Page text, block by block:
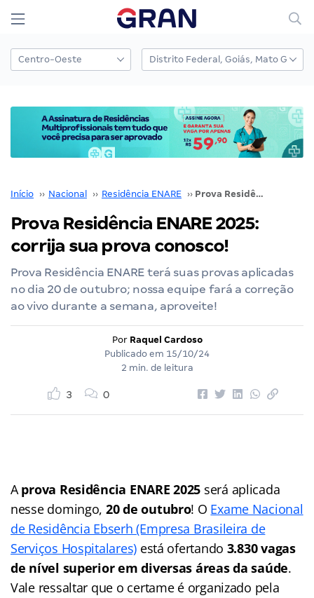
Início ›› Nacional ›› Residência ENARE ›› Prova Residência ENARE 2025: corrija sua prova conosco!
Prova Residência ENARE 2025:
corrija sua prova conosco!
Prova Residência ENARE terá suas provas aplicadas
no dia 20 de outubro; nossa equipe fará a correção
ao vivo durante a semana, aproveite!
Por Raquel Cardoso
Publicado em 15/10/24
2 min. de leitura
3 0
Aprova Residência ENARE 2025 será aplicada
nesse domingo, 20 de outubro! O Exame Nacional
de Residência Ebserh (Empresa Brasileira de
Serviços Hospitalares) está ofertando 3.830 vagas
de nível superior em diversas áreas da saúde.
Vale ressaltar que o certame é organizado pela